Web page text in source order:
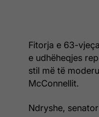
Fitorja e 63-
e udhëheqjes
stil më të
McConnellit.
Ndryshe,